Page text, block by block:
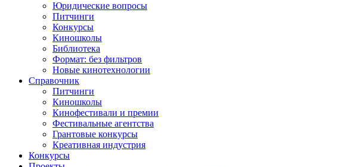
Юридические вопросы
Питчинги
Конкурсы
Киношколы
Библиотека
Формат: без фильтров
Новые кинотехнологии
Справочник
Питчинги
Киношколы
Кинофестивали и премии
Фестивальные агентства
Грантовые конкурсы
Креативная индустрия
Конкурсы